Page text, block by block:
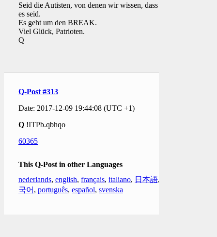
Seid die Autisten, von denen wir wissen, dass ihr
es seid.
Es geht um den BREAK.
Viel Glück, Patrioten.
Q
Q-Post #313
Date: 2017-12-09 19:44:08 (UTC +1)
Q !ITPb.qbhqo
60365
This Q-Post in other Languages
nederlands, english, français, italiano, 日本語,
국어 , português, español, svenska